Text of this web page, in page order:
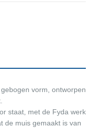
vorm, ontworpen
staat, met de Fyda werk
de muis gemaakt is van